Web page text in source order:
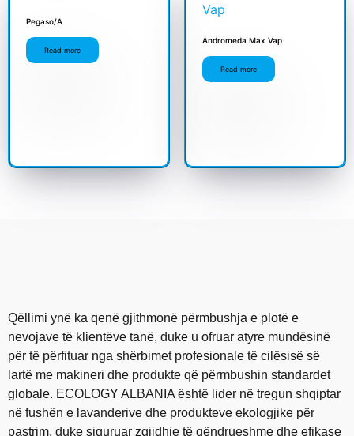
Pegaso/A
Read more
Andromeda Max Vap
Read more
Qëllimi ynë ka qenë gjithmonë përmbushja e plotë e
nevojave të klientëve tanë, duke u ofruar atyre mundësinë
për të përfituar nga shërbimet profesionale të cilësisë së
lartë me makineri dhe produkte që përmbushin standardet
globale. ECOLOGY ALBANIA është lider në tregun shqiptar
në fushën e lavanderive dhe produkteve ekologjike për
pastrim, duke siguruar zgjidhje të qëndrueshme dhe efikase